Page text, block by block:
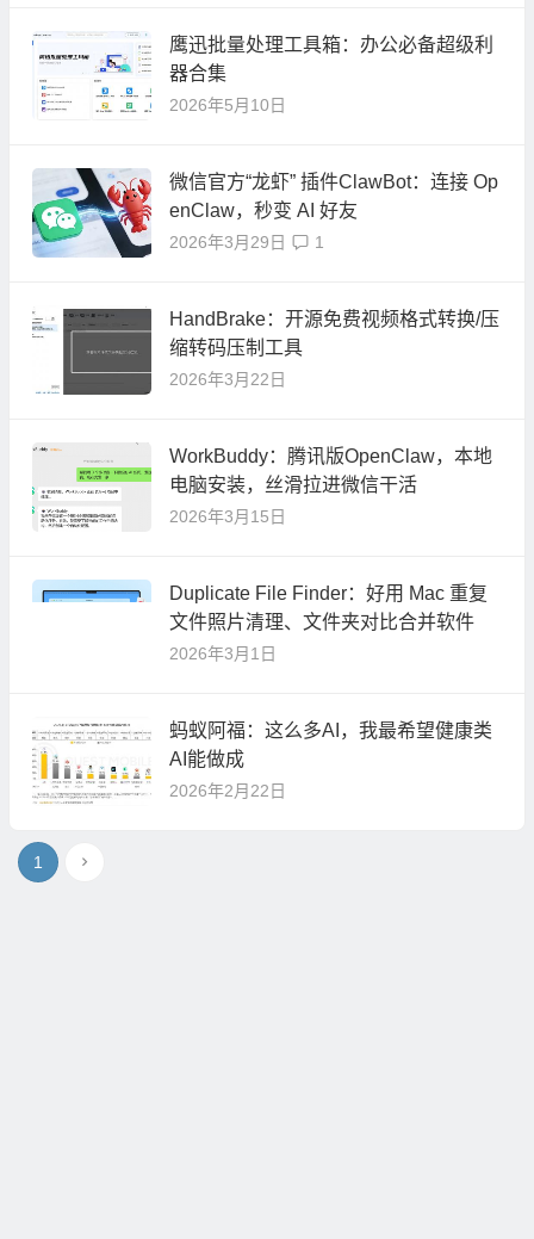
鹰迅批量处理工具箱：办公必备超级利
器合集
2026年5月10日
微信官方“龙虾” 插件ClawBot：连接 Op
enClaw，秒变 AI 好友
2026年3月29日 1
HandBrake：开源免费视频格式转换/压
缩转码压制工具
2026年3月22日
WorkBuddy：腾讯版OpenClaw，本地
电脑安装，丝滑拉进微信干活
2026年3月15日
Duplicate File Finder：好用 Mac 重复
文件照片清理、文件夹对比合并软件
2026年3月1日
蚂蚁阿福：这么多AI，我最希望健康类
AI能做成
2026年2月22日
1